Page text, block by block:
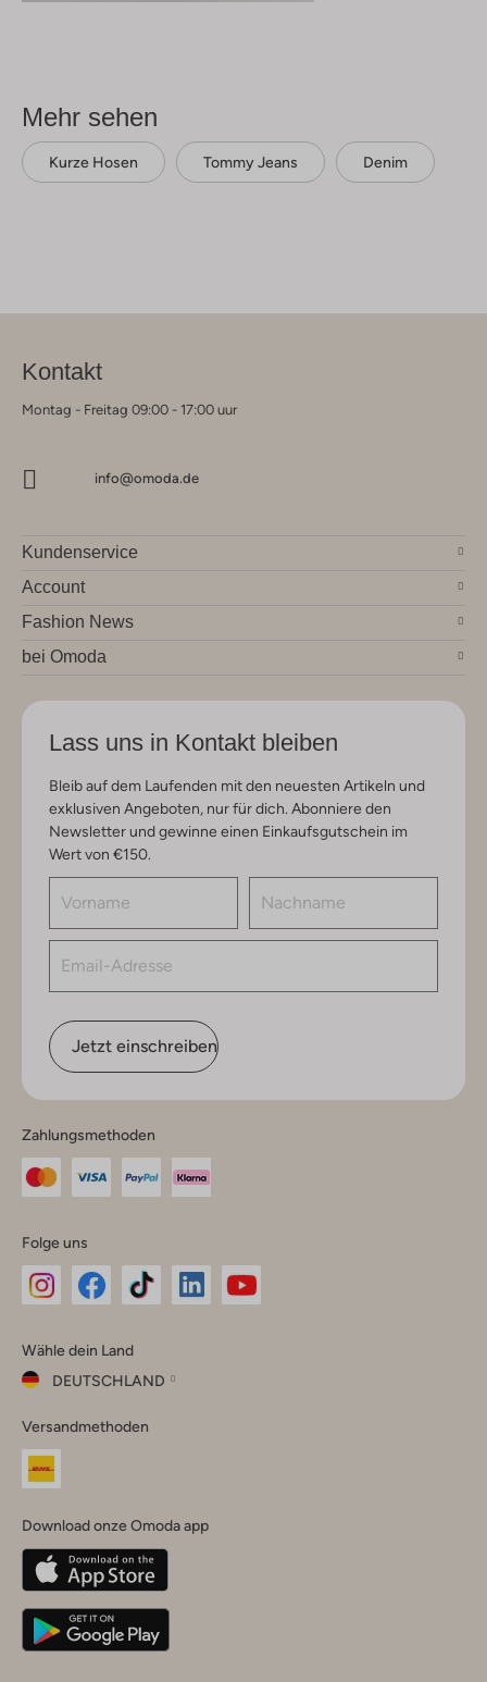
Mehr sehen
Kurze Hosen Tommy Jeans Denim
Kontakt
Montag - Freitag 09:00 - 17:00 uur
info@omoda.de
Kundenservice
Account
Fashion News
bei Omoda
Lass uns in Kontakt bleiben
Bleib auf dem Laufenden mit den neuesten Artikeln und
exklusiven Angeboten, nur für dich. Abonniere den
Newsletter und gewinne einen Einkaufsgutschein im
Wert von €150.
Jetzt einschreiben
Zahlungsmethoden
Folge uns
Instagram
Facebook
TikTok
Wähle dein Land
DEUTSCHLAND
dein
Land
Belgique(Français)
Deutschland
Versandmethoden
Download onze Omoda app